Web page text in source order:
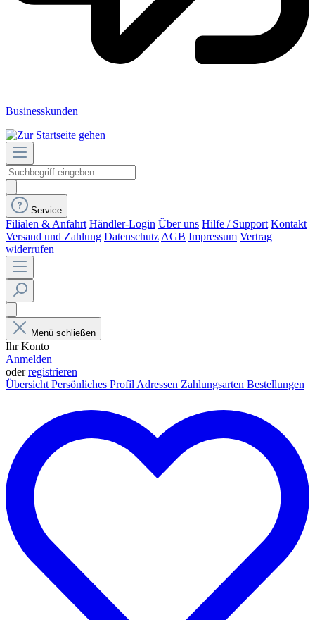
Businesskunden
Service
Filialen & Anfahrt Händler-Login Über uns Hilfe / Support Kontakt
Versand und Zahlung Datenschutz AGB Impressum Vertrag
widerrufen
Menü schließen
Ihr Konto
Anmelden
oderregistrieren
Übersicht Persönliches Profil Adressen Zahlungsarten Bestellungen